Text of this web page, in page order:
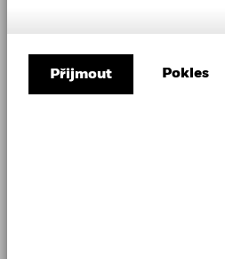
Přijmout Pokles
Vztahy s investory
Postup vyřizování stížností